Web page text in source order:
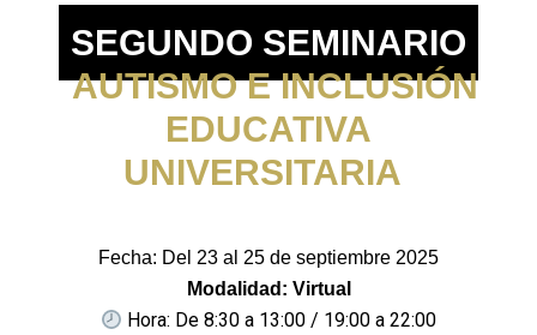
SEGUNDO SEMINARIO
AUTISMO E INCLUSIÓN
EDUCATIVA
UNIVERSITARIA
Fecha: Del 23 al 25 de septiembre 2025
Modalidad: Virtual
Hora: De 8:30 a 13:00 / 19:00 a 22:00